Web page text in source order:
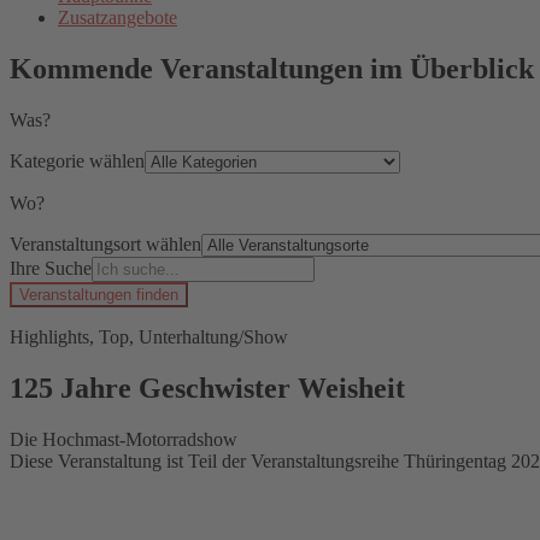
Zusatzangebote
Kommende Veranstaltungen im Überblick
Was?
Kategorie wählen
Wo?
Veranstaltungsort wählen
Ihre Suche
Veranstaltungen finden
Highlights, Top, Unterhaltung/Show
125 Jahre Geschwister Weisheit
Die Hochmast-Motorradshow
Diese Veranstaltung ist Teil der Veranstaltungsreihe Thüringentag